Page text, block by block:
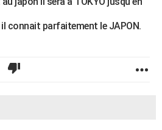
connait parfaitement le JAPON.